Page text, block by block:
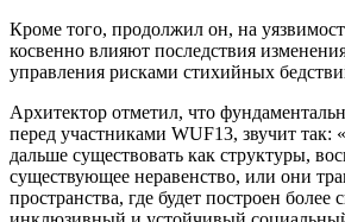
Кроме того, продолжил он, на
косвенно влияют последствия
управления рисками стихийных
Архитектор отметил, что
перед участниками WUF13, звучит так:
дальше существовать как структуры,
существующее неравенство, или они
пространства, где будет построен более